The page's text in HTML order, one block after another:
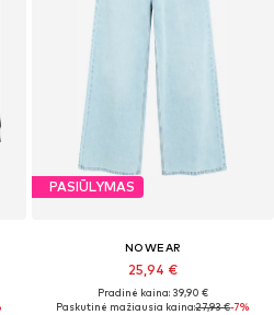
PASIŪLYMAS
NOWEAR
25,94 €
Pradinė kaina: 39,90 €
Paskutinė mažiausia kaina:27,93 €-7%